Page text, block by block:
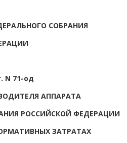
СОБРАНИЯ
N 71-од
АППАРАТА
РОССИЙСКОЙ ФЕДЕРАЦИИ
ЗАТРАТАХ